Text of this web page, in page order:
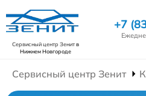
Сервисный центр Зенитв
Нижнем Новгороде
+7
Сервисный центр Зенит